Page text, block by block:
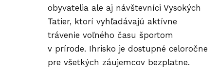
obyvatelia ale aj návštevníci Vysokých
Tatier, ktorí vyhľadávajú aktívne
trávenie voľného času športom
v prírode. Ihrisko je dostupné celoročne
pre všetkých záujemcov bezplatne.